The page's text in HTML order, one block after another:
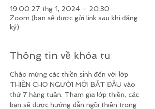
19:00 27 thg 1, 2024 – 20:30
Zoom (bạn sẽ được gửi link sau khi đăng
ký)
Thông tin về khóa tu
Chào mừng các thiền sinh đến với lớp
THIỀN CHO NGƯỜI MỚI BẮT ĐẦU vào
thứ 7 hàng tuần. Tham gia lớp thiền, các
bạn sẽ được hướng dẫn ngồi thiền trong